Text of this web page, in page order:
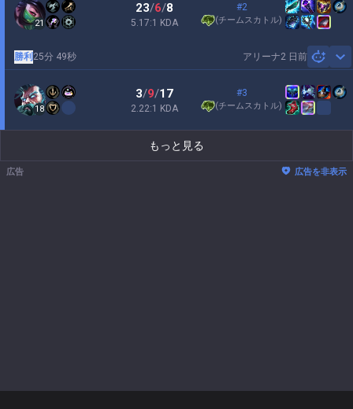
21
23/6/8
5.17:1 KDA
#2
(チームスカトル)
アリーナ2 日前
勝利 25分 49秒
18
3/9/17
2.22:1 KDA
#3
(チームスカトル)
もっと見る
広告 広告を非表示